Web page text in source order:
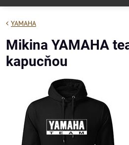
YAMAHA
Mikina YAMAHA
kapucňou